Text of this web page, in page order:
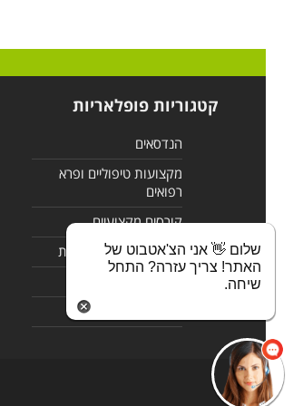
קטגוריות פופלאריות
הנדסאים
מקצועות טיפוליים ופרא
רפואים
קורסים מקצועיים
לימודי מחשבים ורשתות
שלום 👋 אני הצ'אטבוט של
האתר! צריך עזרה? התחל
שיחה.